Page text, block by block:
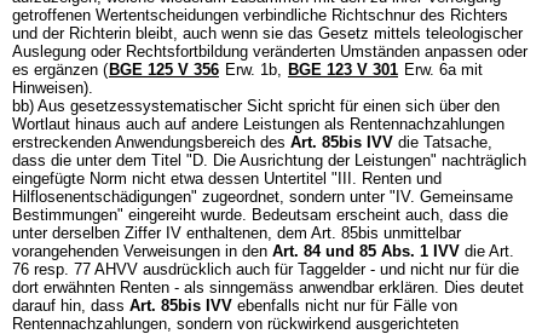
getroffenen Wertentscheidungen verbindliche Richtschnur des Richters
und der Richterin bleibt, auch wenn sie das Gesetz mittels teleologischer
Auslegung oder Rechtsfortbildung veränderten Umständen anpassen oder
es ergänzen ( BGE 125 V 356 Erw. 1b, BGE 123 V 301 Erw. 6a mit
Hinweisen).
bb) Aus gesetzessystematischer Sicht spricht für einen sich über den
Wortlaut hinaus auch auf andere Leistungen als Rentennachzahlungen
erstreckenden Anwendungsbereich des Art. 85bis IVV die Tatsache,
dass die unter dem Titel "D. Die Ausrichtung der Leistungen" nachträglich
eingefügte Norm nicht etwa dessen Untertitel "III. Renten und
Hilflosenentschädigungen" zugeordnet, sondern unter "IV. Gemeinsame
Bestimmungen" eingereiht wurde. Bedeutsam erscheint auch, dass die
unter derselben Ziffer IV enthaltenen, dem Art. 85bis unmittelbar
vorangehenden Verweisungen in den Art. 84 und 85 Abs. 1 IVV die Art.
76 resp. 77 AHVV ausdrücklich auch für Taggelder - und nicht nur für die
dort erwähnten Renten - als sinngemäss anwendbar erklären. Dies deutet
darauf hin, dass Art. 85bis IVV ebenfalls nicht nur für Fälle von
Rentennachzahlungen, sondern von rückwirkend ausgerichteten